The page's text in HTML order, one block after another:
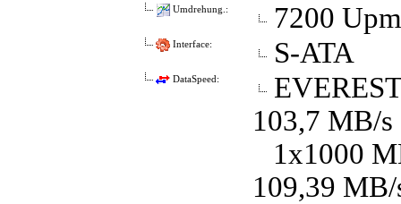
Umdrehung.: 7200 Upm
Interface: S-ATA
DataSpeed:
103,7 MB/s
1x1000
109,39 MB/